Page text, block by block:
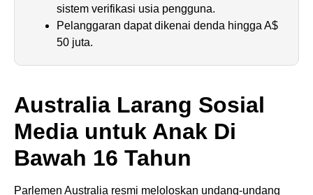
sistem verifikasi usia pengguna.
Pelanggaran dapat dikenai denda hingga A$
50 juta.
Australia Larang Sosial
Media untuk Anak Di
Bawah 16 Tahun
Parlemen Australia resmi meloloskan undang-undang